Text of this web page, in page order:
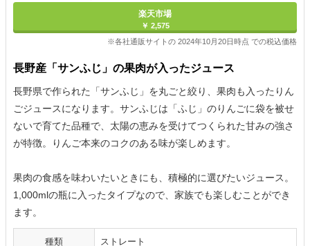
楽天市場
￥ 2,575
※各社通販サイトの 2024年10月20日時点 での税込価格
長野産「サンふじ」の果肉が入ったジュース
長野県で作られた「サンふじ」を丸ごと絞り、果肉も入ったりん
ごジュースになります。サンふじは「ふじ」のりんごに袋を被せ
ないで育てた品種で、太陽の恵みを受けてつくられた甘みの強さ
が特徴。りんご本来のコクのある味が楽しめます。
果肉の食感を味わいたいときにも、積極的に選びたいジュース。
1,000mlの瓶に入ったタイプなので、家族でも楽しむことができ
ます。
種類 ストレート